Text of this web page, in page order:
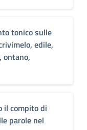
tonico sulle
edile,
ontano,
il compito di
parole nel